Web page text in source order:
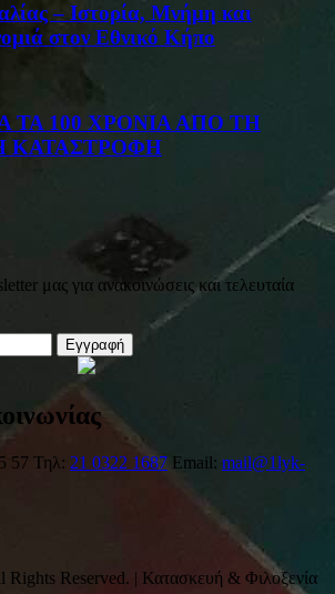
– Ιστορία, Μνήμη και
στον Εθνικό Κήπο
ΤΑ 100 ΧΡΟΝΙΑ ΑΠΟ ΤΗ
ΚΑΤΑΣΤΡΟΦΗ
μας για ανακοινώσεις και τελευταία
Εγγραφή
57 Τηλ: 21 0322 1687 Email: mail@1lyk-
Reserved. | Κατασκευή & Φιλοξενία